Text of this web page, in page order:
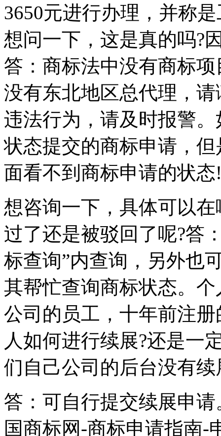
3650元进行办理，并称
想问一下，这是真的吗?
答：商标法中没有商标
没有东北地区总代理，
违法行为，请及时报警
状态提交的商标申请，
面看不到商标申请的状态
想咨询一下，具体可以
过了还是被驳回了呢?答
标查询”内查询，另外也
其帮忙查询商标状态。
公司的员工，十年前注
人如何进行续展?还是一
们自己公司的后台没有
答：可自行提交续展申
国商标网-商标申请指南-